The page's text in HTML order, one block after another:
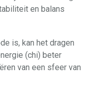
en balans
is, kan het dragen
(chi) beter
van een sfeer van